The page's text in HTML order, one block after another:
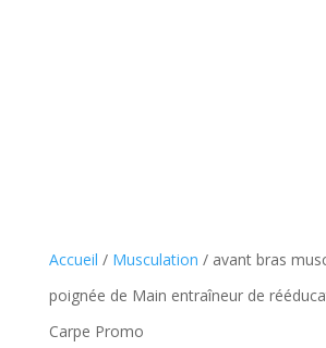
Accueil / Musculation / avant bras
poignée de Main entraîneur de
Carpe Promo